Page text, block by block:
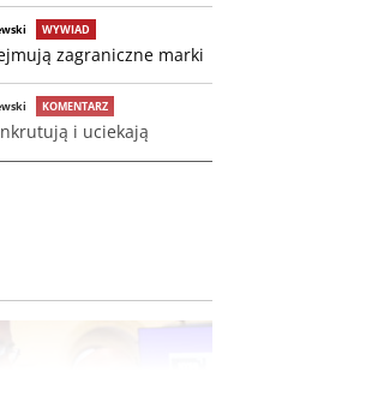
WYWIAD
zagraniczne marki
KOMENTARZ
i uciekają